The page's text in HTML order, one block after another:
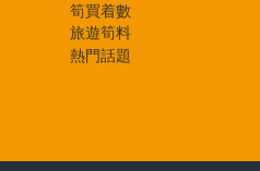
筍買着數
旅遊筍料
熱門話題